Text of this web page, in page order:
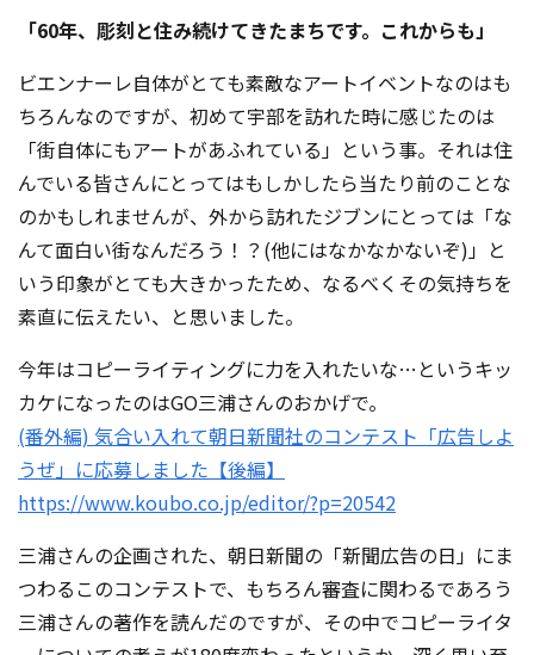
「60年、彫刻と住み続けてきたまちです。これからも」
ビエンナーレ自体がとても素敵なアートイベントなのはも
ちろんなのですが、初めて宇部を訪れた時に感じたのは
「街自体にもアートがあふれている」という事。それは住
んでいる皆さんにとってはもしかしたら当たり前のことな
のかもしれませんが、外から訪れたジブンにとっては「な
んて面白い街なんだろう！？(他にはなかなかないぞ)」と
いう印象がとても大きかったため、なるべくその気持ちを
素直に伝えたい、と思いました。
今年はコピーライティングに力を入れたいな…というキッ
カケになったのはGO三浦さんのおかげで。
(番外編) 気合い入れて朝日新聞社のコンテスト「広告しよ
うぜ」に応募しました【後編】
https://www.koubo.co.jp/editor/?p=20542
三浦さんの企画された、朝日新聞の「新聞広告の日」にま
つわるこのコンテストで、もちろん審査に関わるであろう
三浦さんの著作を読んだのですが、その中でコピーライタ